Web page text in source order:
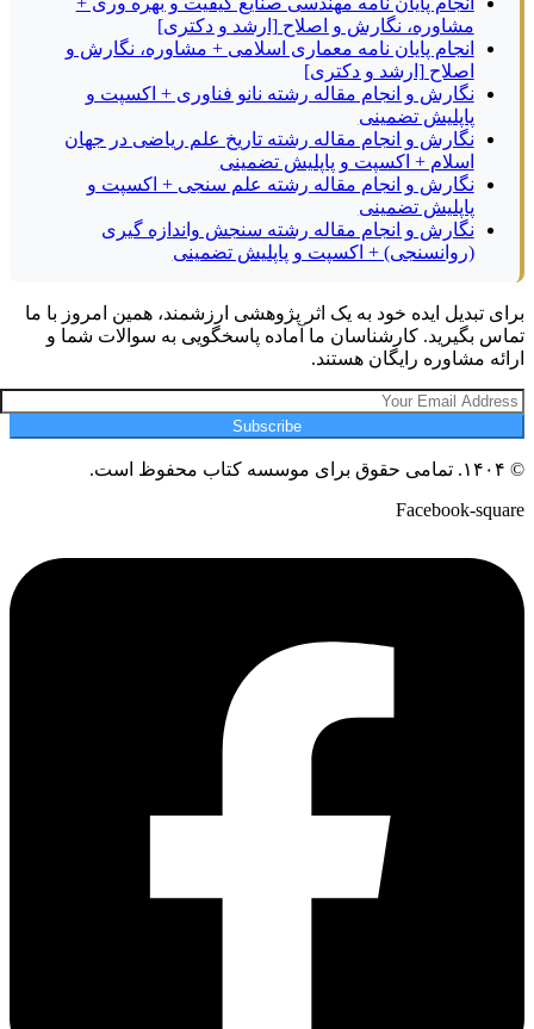
مشاوره، نگارش و اصلاح [ارشد و دکتری]
انجام پایان نامه معماری اسلامی + مشاوره، نگارش و
اصلاح [ارشد و دکتری]
نگارش و انجام مقاله رشته نانو فناوری + اکسپت و
پاپلیش تضمینی
نگارش و انجام مقاله رشته تاریخ علم ریاضی در جهان
اسلام + اکسپت و پاپلیش تضمینی
نگارش و انجام مقاله رشته علم سنجی + اکسپت و
پاپلیش تضمینی
نگارش و انجام مقاله رشته سنجش واندازه گیری
(روانسنجی) + اکسپت و پاپلیش تضمینی
برای تبدیل ایده خود به یک اثر پژوهشی ارزشمند، همین امروز با ما
تماس بگیرید. کارشناسان ما آماده پاسخگویی به سوالات شما و
ارائه مشاوره رایگان هستند.
Subscribe
© ۱۴۰۴. تمامی حقوق برای موسسه کتاب محفوظ است.
Facebook-square